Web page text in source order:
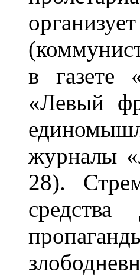
в газете
«Левый
журналы
28).